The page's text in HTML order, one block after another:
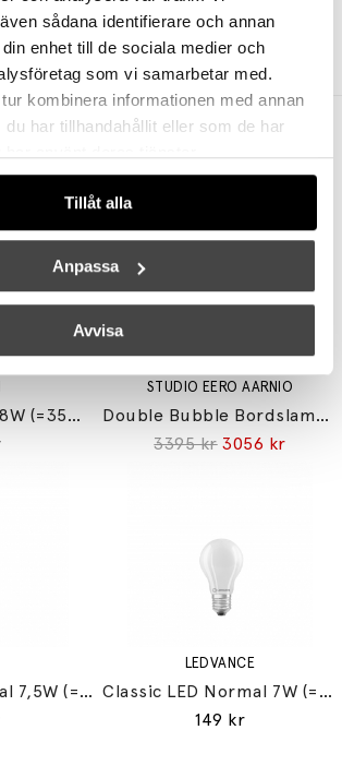
sådana identifierare och annan
enhet till de sociala medier och
som vi samarbetar med.
kombinera informationen med annan
du har tillhandahållit eller som de har
Tillåt alla
Anpassa
Avvisa
Uno Bordslampa 56cm Blankpolerad Mässing
kr
17499 kr 13999 kr
köpte även
Reflektor MR11 28W (=35W) GU10
STUDIO EERO AARNIO
Double Bubble Bordslampa Small
3395 kr 3056 kr
Airam LED Normal 7,5W (=60W) E27
LEDVANCE
Classic LED Normal 7W (=60W) E27
149 kr